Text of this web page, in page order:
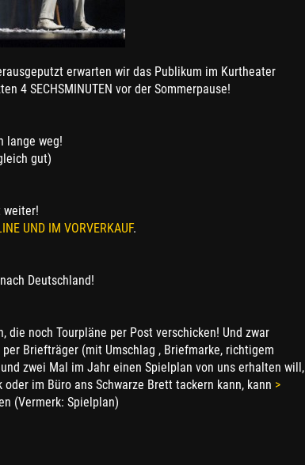
erwarten wir das Publikum im Kurtheater
4 SECHSMINUTEN vor der Sommerpause!
lange weg!
gut)
weiter!
UND IM VORVERKAUF.
Deutschland!
die noch Tourpläne per Post verschicken! Und zwar
Briefträger (mit Umschlag , Briefmarke, richtigem
zwei Mal im Jahr einen Spielplan von uns erhalten will,
im Büro ans Schwarze Brett tackern kann, kann >
(Vermerk: Spielplan)